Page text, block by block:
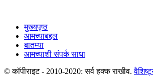
मुख्यपृष्ठ
आमच्याबद्दल
बातम्या
आमच्याशी संपर्क साधा
© कॉपीराइट - 2010-2020: सर्व हक्क राखीव.